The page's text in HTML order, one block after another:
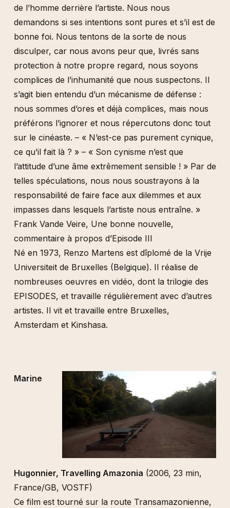
de l’homme derrière l’artiste. Nous nous
demandons si ses intentions sont pures et s’il est de
bonne foi. Nous tentons de la sorte de nous
disculper, car nous avons peur que, livrés sans
protection à notre propre regard, nous soyons
complices de l’inhumanité que nous suspectons. Il
s’agit bien entendu d’un mécanisme de défense :
nous sommes d’ores et déjà complices, mais nous
préférons l’ignorer et nous répercutons donc tout
sur le cinéaste. – « N’est-ce pas purement cynique,
ce qu’il fait là ? » – « Son cynisme n’est que
l’attitude d’une âme extrêmement sensible ! » Par de
telles spéculations, nous nous soustrayons à la
responsabilité de faire face aux dilemmes et aux
impasses dans lesquels l’artiste nous entraîne. »
Frank Vande Veire, Une bonne nouvelle,
commentaire à propos d’Episode III
Né en 1973, Renzo Martens est dîplomé de la Vrije
Universiteit de Bruxelles (Belgique). Il réalise de
nombreuses oeuvres en vidéo, dont la trilogie des
EPISODES, et travaille régulièrement avec d’autres
artistes. Il vit et travaille entre Bruxelles,
Amsterdam et Kinshasa.
Marine
Hugonnier, Travelling Amazonia (2006, 23 min,
France/GB, VOSTF)
Ce film est tourné sur la route Transamazonienne,